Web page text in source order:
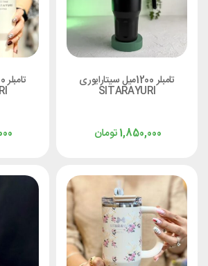
تامبلر 1200میل سیتارایوری
SITARAYURI
تومان1,850,000